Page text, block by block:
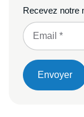
Recevez notre
Envoyer